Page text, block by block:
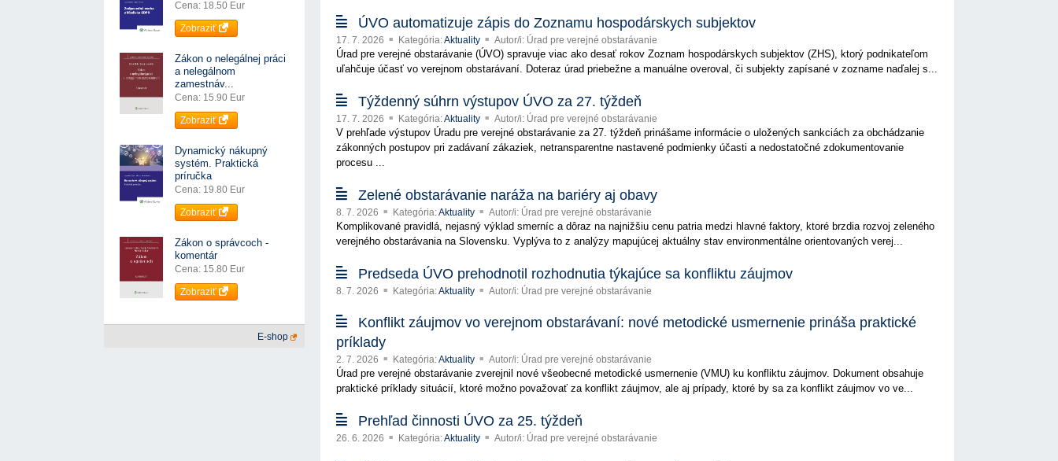
ÚVO automatizuje zápis do Zoznamu hospodárskych subjektov
17. 7. 2026 Kategória:Aktuality Autor/i: Úrad pre verejné obstarávanie
Úrad pre verejné obstarávanie (ÚVO) spravuje viac ako desať rokov Zoznam hospodárskych subjektov (ZHS), ktorý podnikateľom
uľahčuje účasť vo verejnom obstarávaní. Doteraz úrad priebežne a manuálne overoval, či subjekty zapísané v zozname naďalej s...
Týždenný súhrn výstupov ÚVO za 27. týždeň
17. 7. 2026 Kategória:Aktuality Autor/i: Úrad pre verejné obstarávanie
V prehľade výstupov Úradu pre verejné obstarávanie za 27. týždeň prinášame informácie o uložených sankciách za obchádzanie
zákonných postupov pri zadávaní zákaziek, netransparentne nastavené podmienky účasti a nedostatočné zdokumentovanie
procesu ...
Zelené obstarávanie naráža na bariéry aj obavy
8. 7. 2026 Kategória:Aktuality Autor/i: Úrad pre verejné obstarávanie
Komplikované pravidlá, nejasný výklad smerníc a dôraz na najnižšiu cenu patria medzi hlavné faktory, ktoré brzdia rozvoj zeleného
verejného obstarávania na Slovensku. Vyplýva to z analýzy mapujúcej aktuálny stav environmentálne orientovaných verej...
Predseda ÚVO prehodnotil rozhodnutia týkajúce sa konfliktu záujmov
8. 7. 2026 Kategória:Aktuality Autor/i: Úrad pre verejné obstarávanie
Konflikt záujmov vo verejnom obstarávaní: nové metodické usmernenie prináša praktické
príklady
2. 7. 2026 Kategória:Aktuality Autor/i: Úrad pre verejné obstarávanie
Úrad pre verejné obstarávanie zverejnil nové všeobecné metodické usmernenie (VMU) ku konfliktu záujmov. Dokument obsahuje
praktické príklady situácií, ktoré možno považovať za konflikt záujmov, ale aj prípady, ktoré by sa za konflikt záujmov vo ve...
Prehľad činnosti ÚVO za 25. týždeň
26. 6. 2026 Kategória:Aktuality Autor/i: Úrad pre verejné obstarávanie
Cena: 18.50 Eur
Zobraziť
Zákon o nelegálnej práci
a nelegálnom
zamestnáv...
Cena: 15.90 Eur
Zobraziť
Dynamický nákupný
systém. Praktická
príručka
Cena: 19.80 Eur
Zobraziť
Zákon o správcoch -
komentár
Cena: 15.80 Eur
Zobraziť
E-shop